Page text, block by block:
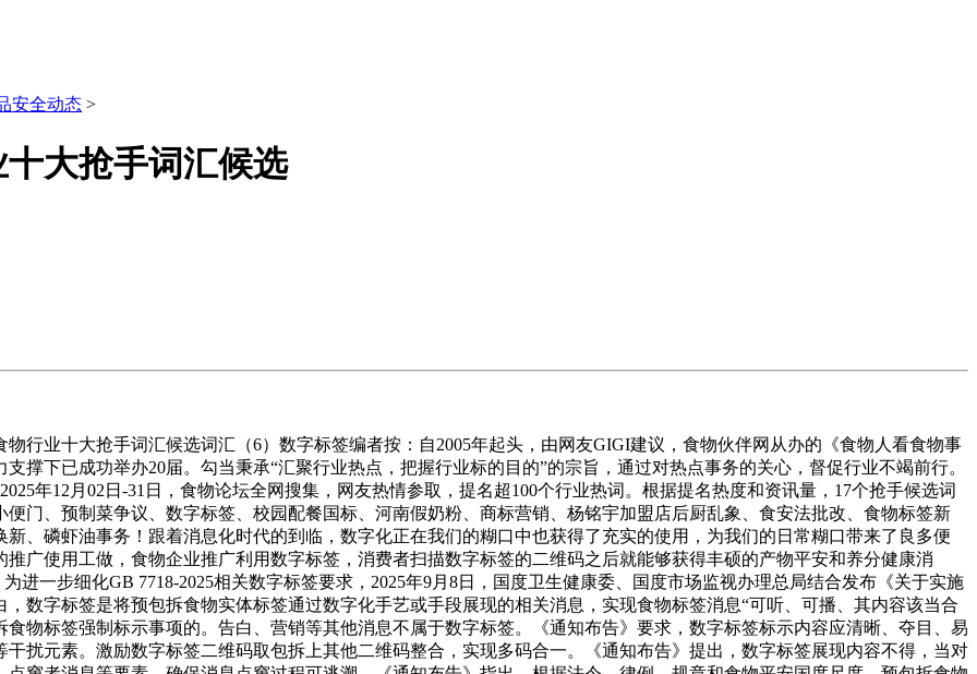
安全动态 >
大抢手词汇候选
十大抢手词汇候选词汇（6）数字标签编者按：自2005年起头，由网友GIGI建议，食物伙伴网从办的《食物人看食物事
撑下已成功举办20届。勾当秉承“汇聚行业热点，把握行业标的目的”的宗旨，通过对热点事务的关心，督促行业不竭前行。
年12月02日-31日，食物论坛全网搜集，网友热情参取，提名超100个行业热词。根据提名热度和资讯量，17个抢手候选词
门、预制菜争议、数字标签、校园配餐国标、河南假奶粉、商标营销、杨铭宇加盟店后厨乱象、食安法批改、食物标签新
、磷虾油事务！跟着消息化时代的到临，数字化正在我们的糊口中也获得了充实的使用，为我们的日常糊口带来了良多便
广使用工做，食物企业推广利用数字标签，消费者扫描数字标签的二维码之后就能够获得丰硕的产物平安和养分健康消
进一步细化GB 7718-2025相关数字标签要求，2025年9月8日，国度卫生健康委、国度市场监视办理总局结合发布《关于实施
数字标签是将预包拆食物实体标签通过数字化手艺或手段展现的相关消息，实现食物标签消息“可听、可播、其内容该当合
物标签强制标示事项的。告白、营销等其他消息不属于数字标签。《通知布告》要求，数字标签标示内容应清晰、夺目、易
扰元素。激励数字标签二维码取包拆上其他二维码整合，实现多码合一。《通知布告》提出，数字标签展现内容不得，当对